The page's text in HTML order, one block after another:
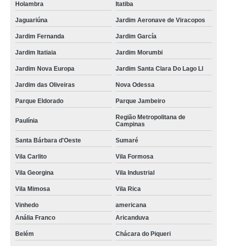
Holambra
Itatiba
Jaguariúna Jardim Aeronave de Viracopos
Jardim Fernanda Jardim García
Jardim Itatiaia Jardim Morumbi
Jardim Nova Europa Jardim Santa Clara Do Lago Ll
Jardim das Oliveiras Nova Odessa
Parque Eldorado Parque Jambeiro
Paulínia
Região Metropolitana de
Campinas
Santa Bárbara d'Oeste Sumaré
Vila Carlito Vila Formosa
Vila Georgina Vila Industrial
Vila Mimosa Vila Rica
Vinhedo
americana
Anália Franco
Aricanduva
Belém Chácara do Piqueri